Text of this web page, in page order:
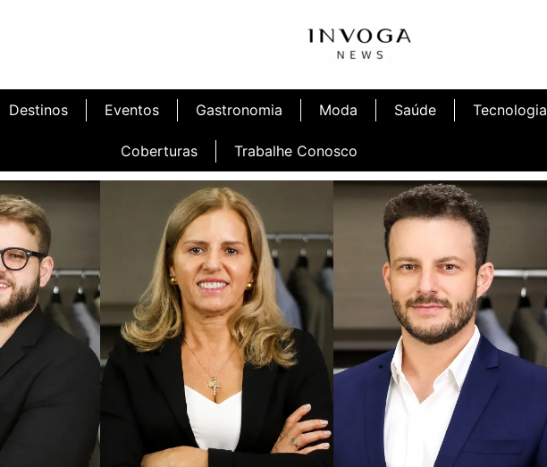
Destinos Eventos Gastronomia Moda Saúde Tecnologia
Coberturas Trabalhe Conosco
Inauguração Illa Café Inauguração Ninetto Fortaleza